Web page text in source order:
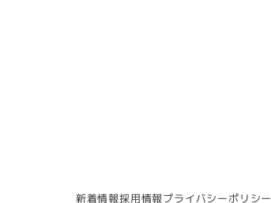
新着情報採用情報プライバシーポリシー